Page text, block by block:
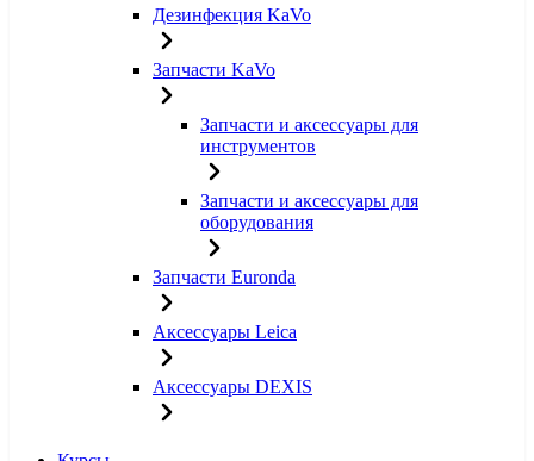
Дезинфекция KaVo
Запчасти KaVo
Запчасти и аксессуары для
инструментов
Запчасти и аксессуары для
оборудования
Запчасти Euronda
Аксессуары Leica
Аксессуары DEXIS